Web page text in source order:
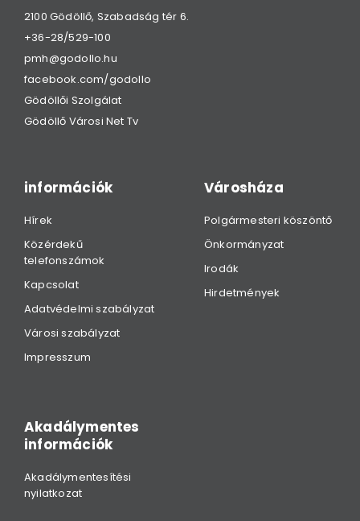
2100 Gödöllő, Szabadság tér 6.
+36-28/529-100
pmh@godollo.hu
facebook.com/godollo
Gödöllői Szolgálat
Gödöllő Városi Net Tv
információk
Hírek
Közérdekű
telefonszámok
Kapcsolat
Adatvédelmi szabályzat
Városi szabályzat
Impresszum
Városháza
Polgármesteri köszöntő
Önkormányzat
Irodák
Hirdetmények
Akadálymentes
információk
Akadálymentesítési
nyilatkozat